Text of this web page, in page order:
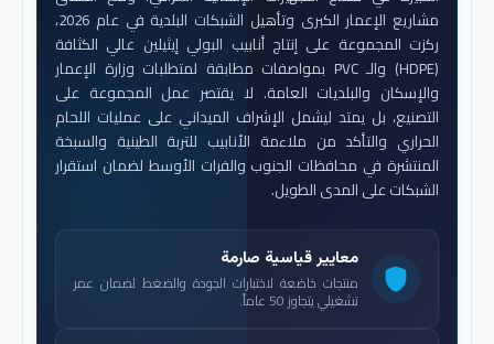
مشاريع الإعمار الكبرى وتأهيل الشبكات البلدية في عام 2026،
ركزت المجموعة على إنتاج أنابيب البولي إيثيلين عالي الكثافة
(HDPE) والـ PVC بمواصفات مطابقة لمتطلبات وزارة الإعمار
والإسكان والبلديات العامة. لا يقتصر عمل المجموعة على
التصنيع، بل يمتد ليشمل الإشراف الميداني على عمليات اللحام
الحراري والتأكد من ملاءمة الأنابيب للتربة الطينية والسبخة
المنتشرة في محافظات الجنوب والفرات الأوسط لضمان استقرار
الشبكات على المدى الطويل.
shield
معايير قياسية صارمة
منتجات خاضعة لاختبارات الجودة والضغط لضمان عمر
تشغيلي يتجاوز 50 عاماً.